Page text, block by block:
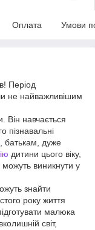
Оплата Умови
Період
не найважливішим
Він навчається
пізнавальні
батькам, дуже
дитини цього віку,
можуть виникнути у
знайти
року життя
малюка
світ,